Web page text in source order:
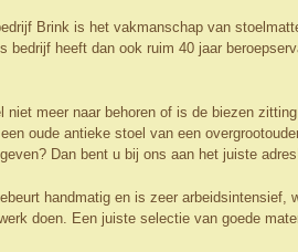
Brink is het vakmanschap van
bedrijf heeft dan ook ruim 40 jaar
niet meer naar behoren of is de biezen
oude antieke stoel van een
Dan bent u bij ons aan het juiste
handmatig en is zeer arbeidsintensief,
doen. Een juiste selectie van goede